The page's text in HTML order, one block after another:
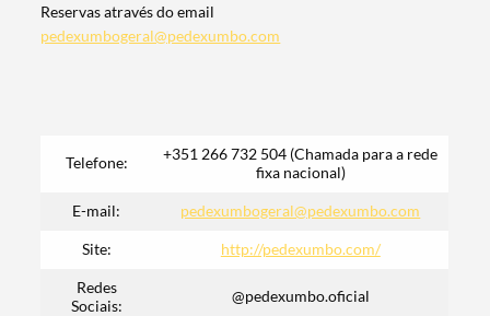
Reservas através do email
pedexumbogeral@pedexumbo.com
Telefone:
+351 266 732 504 (Chamada para a rede
fixa nacional)
E-mail: pedexumbogeral@pedexumbo.com
Site: http://pedexumbo.com/
Redes
Sociais:
@pedexumbo.oficial